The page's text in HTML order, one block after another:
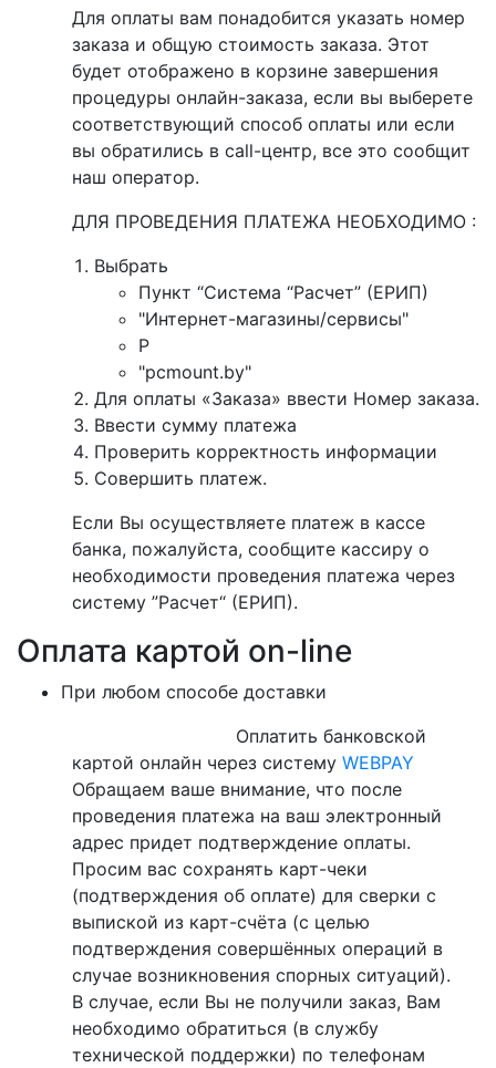
Для оплаты вам понадобится указать номер
заказа и общую стоимость заказа. Этот
будет отображено в корзине завершения
процедуры онлайн-заказа, если вы выберете
соответствующий способ оплаты или если
вы обратились в call-центр, все это сообщит
наш оператор.
ДЛЯ ПРОВЕДЕНИЯ ПЛАТЕЖА НЕОБХОДИМО :
Выбрать
Пункт “Система “Расчет” (ЕРИП)
"Интернет-магазины/сервисы"
P
"pcmount.by"
Для оплаты «Заказа» ввести Номер заказа.
Ввести сумму платежа
Проверить корректность информации
Совершить платеж.
Если Вы осуществляете платеж в кассе
банка, пожалуйста, сообщите кассиру о
необходимости проведения платежа через
систему ”Расчет“ (ЕРИП).
Оплата картой on-line
При любом способе доставки
Оплатить банковской
картой онлайн через систему WEBPAY
Обращаем ваше внимание, что после
проведения платежа на ваш электронный
адрес придет подтверждение оплаты.
Просим вас сохранять карт-чеки
(подтверждения об оплате) для сверки с
выпиской из карт-счёта (с целью
подтверждения совершённых операций в
случае возникновения спорных ситуаций).
В случае, если Вы не получили заказ, Вам
необходимо обратиться (в службу
технической поддержки) по телефонам